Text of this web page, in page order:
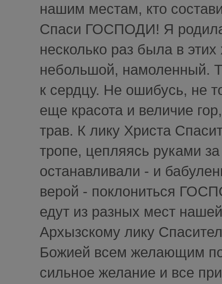
нашим местам, кто
Спаси ГОСПОДИ! Я
несколько раз была в
небольшой, намоленный.
к сердцу. Не ошибусь, не
еще красота и величие
трав. К лику Христа
тропе, цепляясь руками
останавливали - и
верой - поклониться
едут из разных мест
Архызскому лику
Божией всем желающим
сильное желание и все